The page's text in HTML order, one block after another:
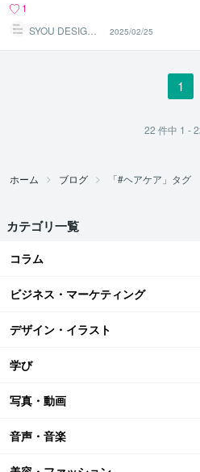
1
SYOU DESIGN S
2025/02/25
1
22 件中 1 -
ホーム ブログ 「#ヘアケア」タグ
カテゴリ一覧
コラム
ビジネス・マーケティング
デザイン・イラスト
学び
写真・動画
音声・音楽